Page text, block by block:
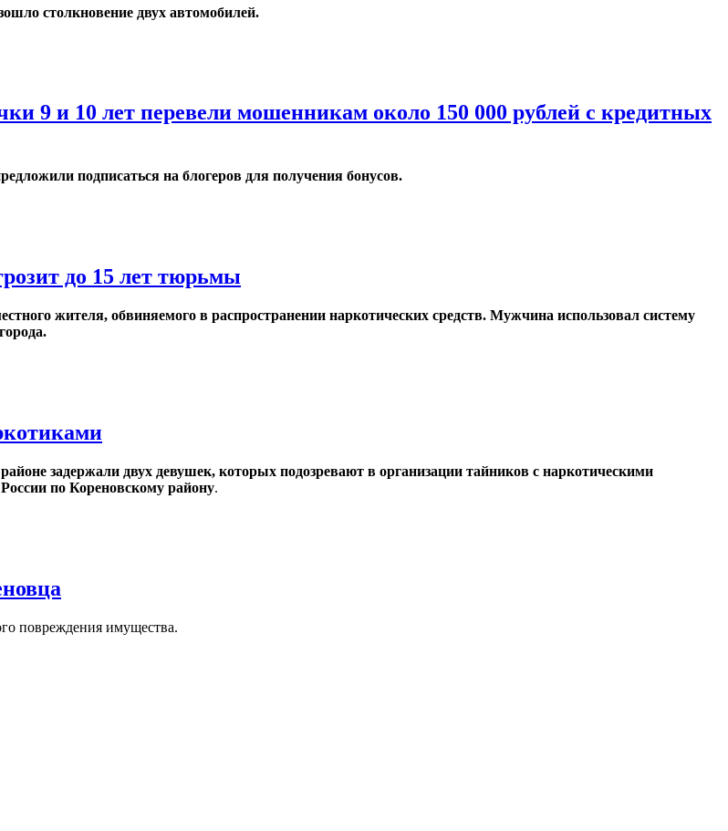
столкновение двух автомобилей.
9 и 10 лет перевели мошенникам около 150 000 рублей с кредитных
подписаться на блогеров для получения бонусов.
до 15 лет тюрьмы
жителя, обвиняемого в распространении наркотических средств. Мужчина использовал систему
задержали двух девушек, которых подозревают в организации тайников с наркотическими
по Кореновскому району.
повреждения имущества.